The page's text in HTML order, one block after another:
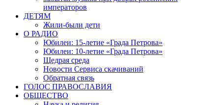
императоров
ДЕТЯМ
Жили-были дети
О РАДИО
Юбилеи: 15-летие «Града Петрова»
Юбилеи: 10-летие «Града Петрова»
Щедрая среда
Новости Сервиса скачиваний
Обратная связь
ГОЛОС ПРАВОСЛАВИЯ
ОБЩЕСТВО